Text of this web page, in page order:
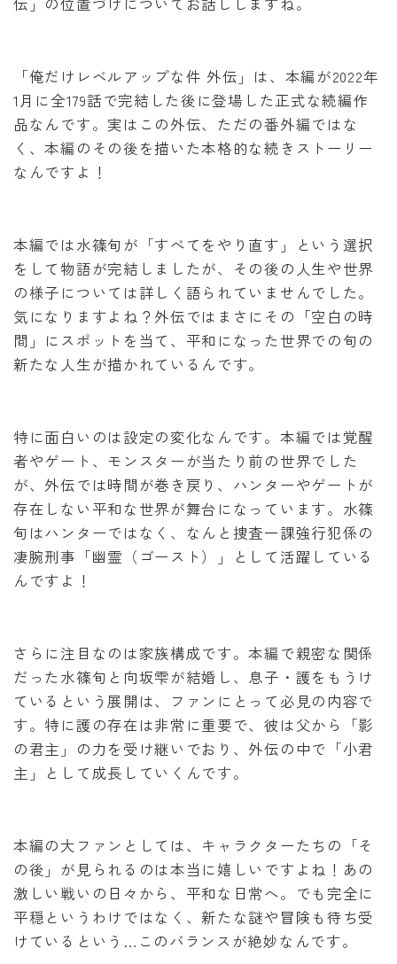
「俺だけレベルアップな件 外伝」は、本編が2022年
1月に全179話で完結した後に登場した正式な続編作
品なんです。実はこの外伝、ただの番外編ではな
く、本編のその後を描いた本格的な続きストーリー
なんですよ！
本編では水篠旬が「すべてをやり直す」という選択
をして物語が完結しましたが、その後の人生や世界
の様子については詳しく語られていませんでした。
気になりますよね？外伝ではまさにその「空白の時
間」にスポットを当て、平和になった世界での旬の
新たな人生が描かれているんです。
特に面白いのは設定の変化なんです。本編では覚醒
者やゲート、モンスターが当たり前の世界でした
が、外伝では時間が巻き戻り、ハンターやゲートが
存在しない平和な世界が舞台になっています。水篠
旬はハンターではなく、なんと捜査一課強行犯係の
凄腕刑事「幽霊（ゴースト）」として活躍している
んですよ！
さらに注目なのは家族構成です。本編で親密な関係
だった水篠旬と向坂雫が結婚し、息子・護をもうけ
ているという展開は、ファンにとって必見の内容で
す。特に護の存在は非常に重要で、彼は父から「影
の君主」の力を受け継いでおり、外伝の中で「小君
主」として成長していくんです。
本編の大ファンとしては、キャラクターたちの「そ
の後」が見られるのは本当に嬉しいですよね！あの
激しい戦いの日々から、平和な日常へ。でも完全に
平穏というわけではなく、新たな謎や冒険も待ち受
けているという…このバランスが絶妙なんです。